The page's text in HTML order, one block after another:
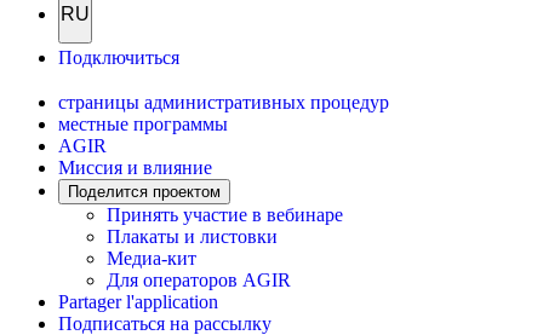
RU
Подключиться
страницы административных процедур
местные программы
AGIR
Миссия и влияние
Поделится проектом
Принять участие в вебинаре
Плакаты и листовки
Медиа-кит
Для операторов AGIR
Partager l'application
Подписаться на рассылку